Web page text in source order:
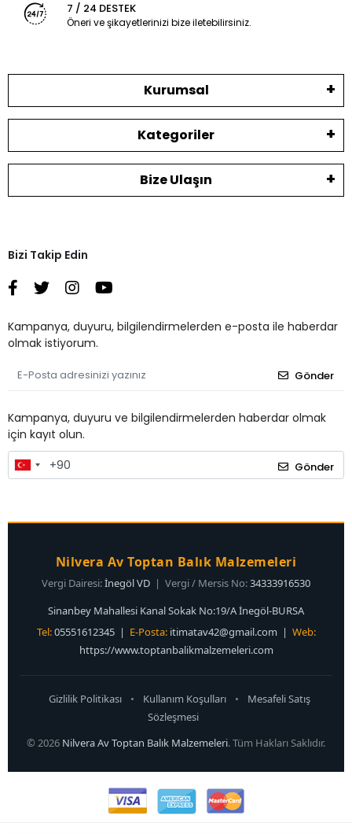
7 / 24 DESTEK
Öneri ve şikayetlerinizi bize iletebilirsiniz.
Kurumsal
Kategoriler
Bize Ulaşın
Bizi Takip Edin
Kampanya, duyuru, bilgilendirmelerden e-posta ile haberdar
olmak istiyorum.
Gönder
Kampanya, duyuru ve bilgilendirmelerden haberdar olmak
için kayıt olun.
Gönder
Nilvera Av Toptan Balık Malzemeleri
Vergi Dairesi:İnegöl VD | Vergi / Mersis No:34333916530
Sinanbey Mahallesi Kanal Sokak No:19/A İnegöl-BURSA
Tel:05551612345 | E-Posta: itimatav42@gmail.com | Web:
https://www.toptanbalikmalzemeleri.com
Gizlilik Politikası • Kullanım Koşulları •
Mesafeli Satış
Sözleşmesi
© 2026 Nilvera Av Toptan Balık Malzemeleri. Tüm Hakları Saklıdır.